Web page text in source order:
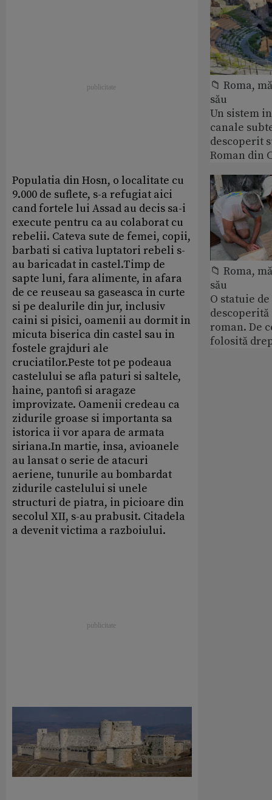
Populatia din Hosn, o localitate cu
9.000 de suflete, s-a refugiat aici
cand fortele lui Assad au decis sa-i
execute pentru ca au colaborat cu
rebelii. Cateva sute de femei, copii,
barbati si cativa luptatori rebeli s-
au baricadat in castel.Timp de
sapte luni, fara alimente, in afara
de ce reuseau sa gaseasca in curte
si pe dealurile din jur, inclusiv
caini si pisici, oamenii au dormit in
micuta biserica din castel sau in
fostele grajduri ale
cruciatilor.Peste tot pe podeaua
castelului se afla paturi si saltele,
haine, pantofi si aragaze
improvizate. Oamenii credeau ca
zidurile groase si importanta sa
istorica ii vor apara de armata
siriana.In martie, insa, avioanele
au lansat o serie de atacuri
aeriene, tunurile au bombardat
zidurile castelului si unele
structuri de piatra, in picioare din
secolul XII, s-au prabusit. Citadela
a devenit victima a razboiului.
📁 Roma,
său
Un sistem
canale
descoperit
Roman din
📁 Roma,
său
O statuie
roman. De
folosită